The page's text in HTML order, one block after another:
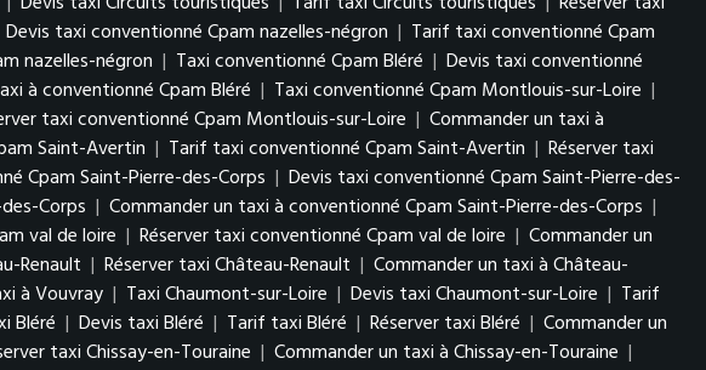
Devis taxi conventionné Cpam nazelles-négron | Tarif taxi conventionné Cpam
nazelles-négron | Taxi conventionné Cpam Bléré | Devis taxi conventionné
à conventionné Cpam Bléré | Taxi conventionné Cpam Montlouis-sur-Loire |
taxi conventionné Cpam Montlouis-sur-Loire | Commander un taxi à
Saint-Avertin | Tarif taxi conventionné Cpam Saint-Avertin | Réserver taxi
Cpam Saint-Pierre-des-Corps | Devis taxi conventionné Cpam Saint-Pierre-des-
Corps | Commander un taxi à conventionné Cpam Saint-Pierre-des-Corps |
val de loire | Réserver taxi conventionné Cpam val de loire | Commander un
Renault | Réserver taxi Château-Renault | Commander un taxi à Château-
à Vouvray | Taxi Chaumont-sur-Loire | Devis taxi Chaumont-sur-Loire | Tarif
Bléré | Devis taxi Bléré | Tarif taxi Bléré | Réserver taxi Bléré | Commander un
taxi Chissay-en-Touraine | Commander un taxi à Chissay-en-Touraine |